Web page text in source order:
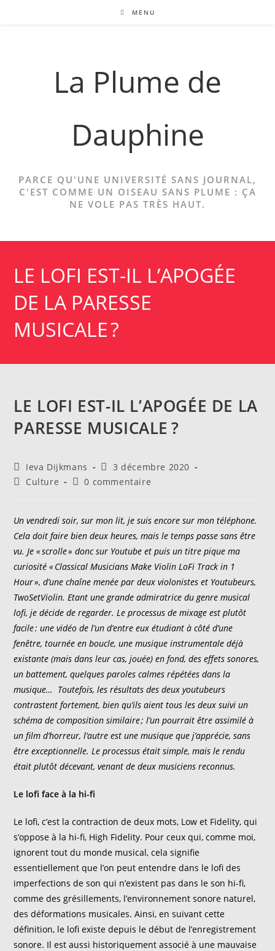
MENU
La Plume de
Dauphine
PARCE QU'UNE UNIVERSITÉ SANS JOURNAL,
C'EST COMME UN OISEAU SANS PLUME : ÇA
NE VOLE PAS TRÈS HAUT.
LE LOFI EST-IL L’APOGÉE
DE LA PARESSE
MUSICALE ?
LE LOFI EST-IL L’APOGÉE DE LA
PARESSE MUSICALE ?
Auteur/autrice
de
Ieva Dijkmans
Publication
publiée :
3 décembre 2020
PostCulture
Commentaires
publication :
0 commentaire
Un vendredi soir, sur mon lit, je suis encore sur mon téléphone.
Cela doit faire bien deux heures, mais le temps passe sans être
vu. Je « scrolle » donc sur Youtube et puis un titre pique ma
curiosité « Classical Musicians Make Violin LoFi Track in 1
Hour », d’une chaîne menée par deux violonistes et Youtubeurs,
TwoSetViolin. Etant une grande admiratrice du genre musical
lofi, je décide de regarder. Le processus de mixage est plutôt
facile : une vidéo de l’un d’entre eux étudiant à côté d’une
fenêtre, tournée en boucle, une musique instrumentale déjà
existante (mais dans leur cas, jouée) en fond, des effets sonores,
un battement, quelques paroles calmes répétées dans la
musique… Toutefois, les résultats des deux youtubeurs
contrastent fortement, bien qu’ils aient tous les deux suivi un
schéma de composition similaire ; l’un pourrait être assimilé à
un film d’horreur, l’autre est une musique que j’apprécie, sans
être exceptionnelle. Le processus était simple, mais le rendu
était plutôt décevant, venant de deux musiciens reconnus.
Le lofi face à la hi-fi
Le lofi, c’est la contraction de deux mots, Low et Fidelity, qui
s’oppose à la hi-fi, High Fidelity. Pour ceux qui, comme moi,
ignorent tout du monde musical, cela signifie
essentiellement que l’on peut entendre dans le lofi des
imperfections de son qui n’existent pas dans le son hi-fi,
comme des grésillements, l’environnement sonore naturel,
des déformations musicales. Ainsi, en suivant cette
définition, le lofi existe depuis le début de l’enregistrement
sonore. Il est aussi historiquement associé à une mauvaise